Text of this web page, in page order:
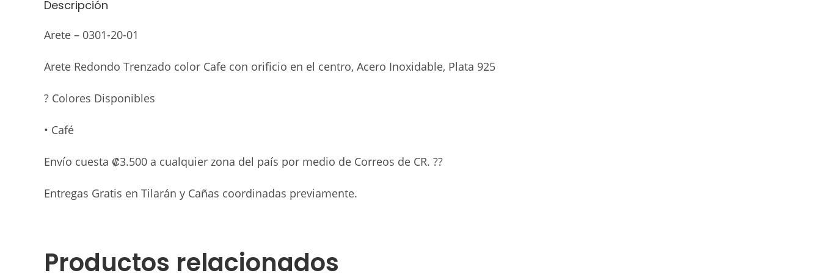
Descripción
Arete – 0301-20-01
Arete Redondo Trenzado color Cafe con orificio en el centro, Acero Inoxidable, Plata 925
? Colores Disponibles
• Café
Envío cuesta ₡3.500 a cualquier zona del país por medio de Correos de CR. ??
Entregas Gratis en Tilarán y Cañas coordinadas previamente.
Productos relacionados